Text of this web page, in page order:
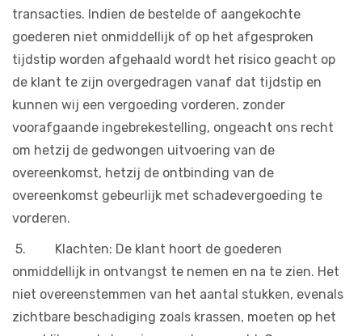
transacties. Indien de bestelde of aangekochte
goederen niet onmiddellijk of op het afgesproken
tijdstip worden afgehaald wordt het risico geacht op
de klant te zijn overgedragen vanaf dat tijdstip en
kunnen wij een vergoeding vorderen, zonder
voorafgaande ingebrekestelling, ongeacht ons recht
om hetzij de gedwongen uitvoering van de
overeenkomst, hetzij de ontbinding van de
overeenkomst gebeurlijk met schadevergoeding te
vorderen.
5. Klachten: De klant hoort de goederen
onmiddellijk in ontvangst te nemen en na te zien. Het
niet overeenstemmen van het aantal stukken, evenals
zichtbare beschadiging zoals krassen, moeten op het